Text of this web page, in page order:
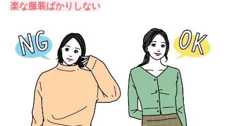
楽な服装ばかりしない